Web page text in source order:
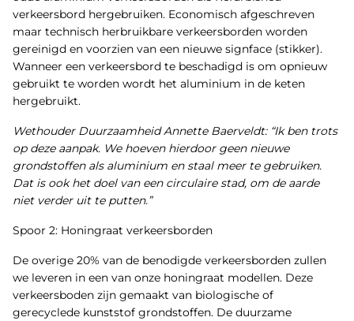
verkeersbord hergebruiken. Economisch afgeschreven
maar technisch herbruikbare verkeersborden worden
gereinigd en voorzien van een nieuwe signface (stikker).
Wanneer een verkeersbord te beschadigd is om opnieuw
gebruikt te worden wordt het aluminium in de keten
hergebruikt.
Wethouder Duurzaamheid Annette Baerveldt: “Ik ben trots
op deze aanpak. We hoeven hierdoor geen nieuwe
grondstoffen als aluminium en staal meer te gebruiken.
Dat is ook het doel van een circulaire stad, om de aarde
niet verder uit te putten.”
Spoor 2: Honingraat verkeersborden
De overige 20% van de benodigde verkeersborden zullen
we leveren in een van onze honingraat modellen. Deze
verkeersboden zijn gemaakt van biologische of
gerecyclede kunststof grondstoffen. De duurzame